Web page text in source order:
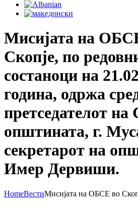
Мисијата на
Скопје, по
состаноци на
година, одржа
претседателот на
општината, г.
секретарот на
Имер Дервиши.
HomeВестиМисијата на ОБСЕ во